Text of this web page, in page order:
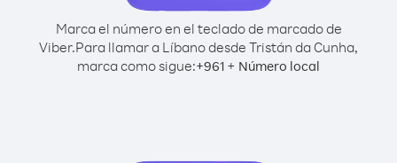
Marca el número en el teclado de marcado de
Viber.Para llamar a Líbano desde Tristán da Cunha,
marca como sigue:+961 + Número local